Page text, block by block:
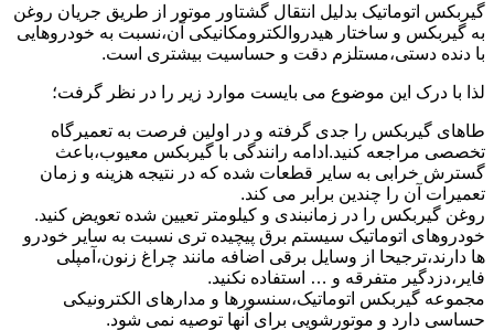
گیربکس اتوماتیک بدلیل انتقال گشتاور موتور از طریق جریان روغن
به گیربکس و ساختار هیدروالکترومکانیکی آن،نسبت به خودروهایی
با دنده دستی،مستلزم دقت و حساسیت بیشتری است.
لذا با درک این موضوع می بایست موارد زیر را در نظر گرفت؛
طاهای گیربکس را جدی گرفته و در اولین فرصت به تعمیرگاه
تخصصی مراجعه کنید.ادامه رانندگی با گیربکس معیوب،باعث
گسترش خرابی به سایر قطعات شده که در نتیجه هزینه و زمان
تعمیرات آن را چندین برابر می کند.
روغن گیربکس را در زمانبندی و کیلومتر تعیین شده تعویض کنید.
خودروهای اتوماتیک سیستم برق پیچیده تری نسبت به سایر خودرو
ها دارند،ترجیحا از وسایل برقی اضافه مانند چراغ زنون،آمپلی
فایر،دزدگیر متفرقه و … استفاده نکنید.
مجموعه گیربکس اتوماتیک،سنسورها و مدارهای الکترونیکی
حساسی دارد و موتورشویی برای آنها توصیه نمی شود.